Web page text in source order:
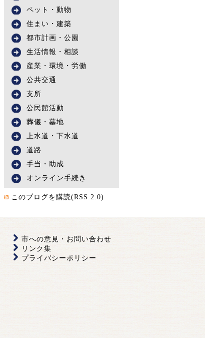
ペット・動物
住まい・建築
都市計画・公園
生活情報・相談
産業・環境・労働
公共交通
支所
公民館活動
葬儀・墓地
上水道・下水道
道路
手当・助成
オンライン手続き
このブログを購読(RSS 2.0)
市への意見・お問い合わせ
リンク集
プライバシーポリシー